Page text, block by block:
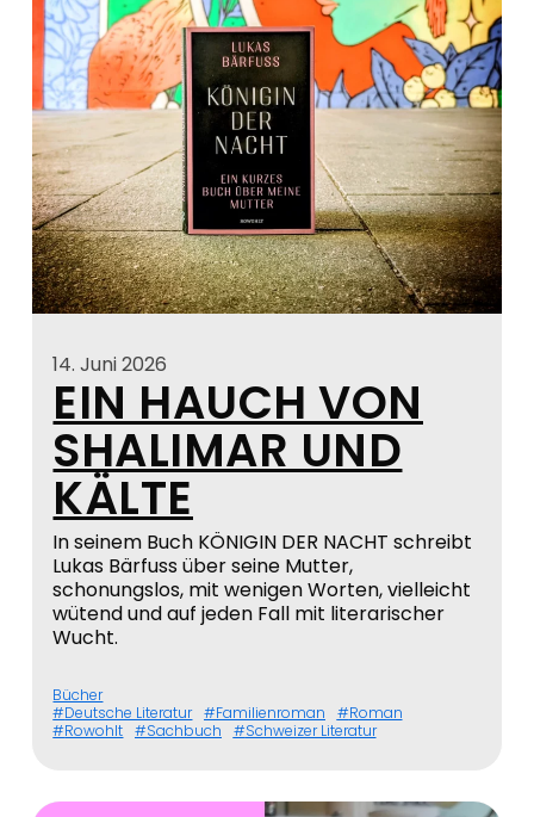
14. Juni 2026
EIN HAUCH VON
SHALIMAR UND
KÄLTE
In seinem Buch KÖNIGIN DER NACHT schreibt
Lukas Bärfuss über seine Mutter,
schonungslos, mit wenigen Worten, vielleicht
wütend und auf jeden Fall mit literarischer
Wucht.
Bücher
Deutsche Literatur
Familienroman
Roman
Rowohlt
Sachbuch Schweizer Literatur